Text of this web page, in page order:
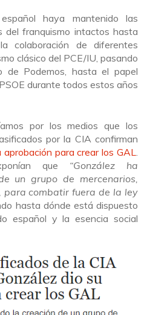
haya mantenido las
del franquismo intactos hasta
colaboración de diferentes
clásico del PCE/IU, pasando
de Podemos, hasta el papel
durante todos estos años
por los medios que los
por la CIA confirman
para crear los GAL
que “González ha
un grupo de mercenarios,
para combatir fuera de la ley
hasta dónde está dispuesto
español y la esencia social